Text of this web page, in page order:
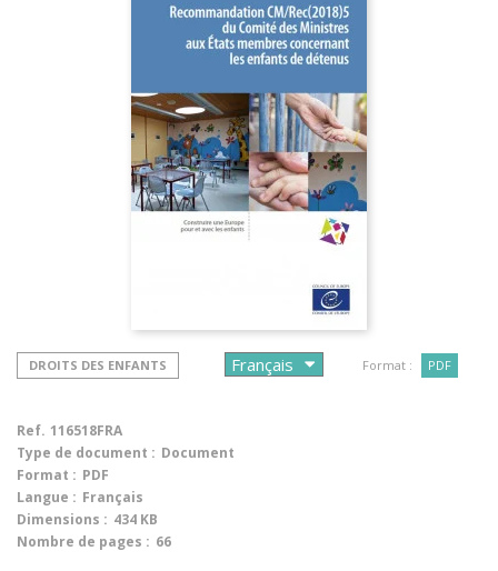
DROITS DES ENFANTS Format : PDF
Ref. 116518FRA
Type de document : Document
Format : PDF
Langue : Français
Dimensions : 434 KB
Nombre de pages : 66